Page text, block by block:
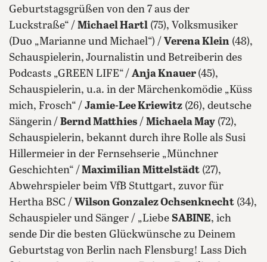
Geburtstagsgrüßen von den 7 aus der
Luckstraße“ / Michael Hartl (75), Volksmusiker
(Duo „Marianne und Michael“) / Verena Klein (48),
Schauspielerin, Journalistin und Betreiberin des
Podcasts „GREEN LIFE“/ Anja Knauer (45),
Schauspielerin, u.a. in der Märchenkomödie „Küss
mich, Frosch“ / Jamie-Lee Kriewitz (26), deutsche
Sängerin/ Bernd Matthies / Michaela May (72),
Schauspielerin, bekannt durch ihre Rolle als Susi
Hillermeier in der Fernsehserie „Münchner
Geschichten“ / Maximilian Mittelstädt (27),
Abwehrspieler beim VfB Stuttgart, zuvor für
Hertha BSC / Wilson Gonzalez Ochsenknecht (34),
Schauspieler und Sänger / „Liebe SABINE, ich
sende Dir die besten Glückwünsche zu Deinem
Geburtstag von Berlin nach Flensburg! Lass Dich